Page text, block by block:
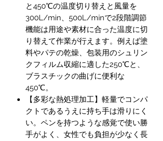
と450℃の温度切り替えと風量を
300L/min、500L/minで2段階調節
機能は用途や素材に合った温度に切
り替えて作業が行えます。例えば塗
料やパテの乾燥、包装用のシュリン
クフィルム収縮に適した250℃と、
ブラスチックの曲げに便利な
450℃。
【多彩な熱処理加工】軽量でコンパ
クトであるうえに持ち手は滑りにく
い。ペンを持つような感覚で使い勝
手がよく、女性でも負担が少なく長